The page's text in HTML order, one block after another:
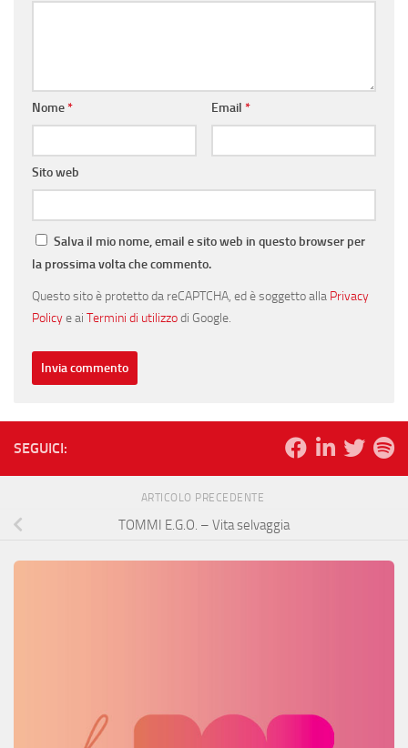
Nome* Email *
Sito web
Salva il mio nome, email e sito web in questo browser per
la prossima volta che commento.
Questo sito è protetto da reCAPTCHA, ed è soggetto alla Privacy
Policye ai Termini di utilizzodi Google.
SEGUICI:
ARTICOLO PRECEDENTE
TOMMI E.G.O. – Vita selvaggia